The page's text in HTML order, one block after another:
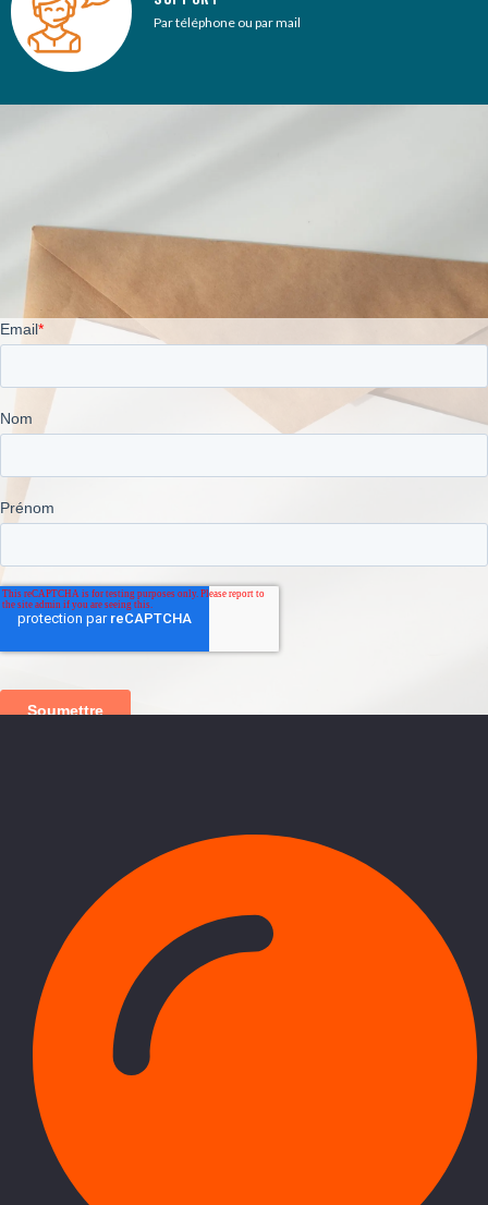
Par téléphone ou par mail